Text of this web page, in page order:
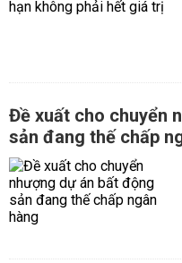
Đề xuất cho chuyển
sản đang thế chấp